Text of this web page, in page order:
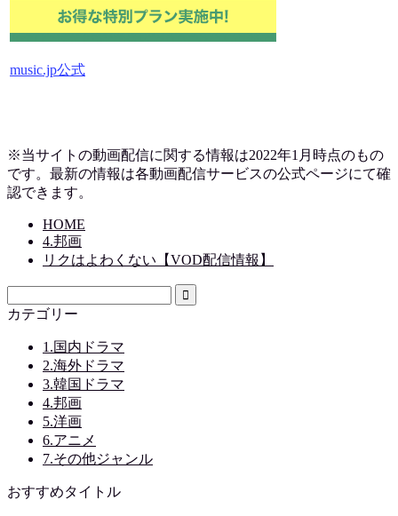
music.jp公式
※当サイトの動画配信に関する情報は2022年1月時点のもの
です。最新の情報は各動画配信サービスの公式ページにて確
認できます。
HOME
4.邦画
リクはよわくない【VOD配信情報】
カテゴリー
1.国内ドラマ
2.海外ドラマ
3.韓国ドラマ
4.邦画
5.洋画
6.アニメ
7.その他ジャンル
おすすめタイトル